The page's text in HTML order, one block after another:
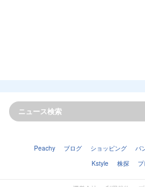
Peachy ブログ ショッピング バ
Kstyle
株探